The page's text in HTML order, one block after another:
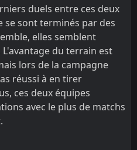
duels entre ces deux
se sont terminés par des
elles semblent
du terrain est
lors de la campagne
réussi à en tirer
ces deux équipes
avec le plus de matchs